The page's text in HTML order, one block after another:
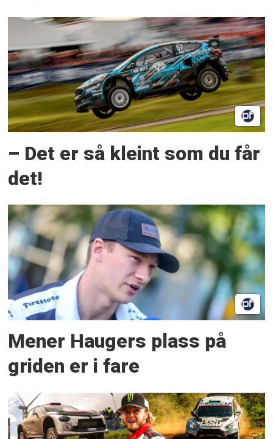
– Det er så kleint som du får
det!
Mener Haugers plass på
griden er i fare